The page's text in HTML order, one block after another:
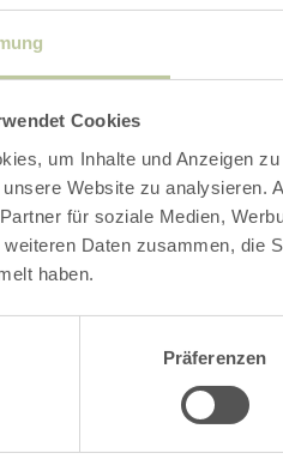
Cookies
um Inhalte und Anzeigen
Website zu analysieren.
für soziale Medien,
Daten zusammen, die
haben.
Präferenzen
tout se passe
:
de la visite guidée
et heure de la visite
de participants
de la visite guidée
adresse postale
votre adresse e-mail